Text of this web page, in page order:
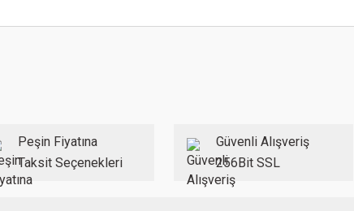
Peşin Fiyatına
Taksit Seçenekleri
Güvenli Alışveriş
256Bit SSL